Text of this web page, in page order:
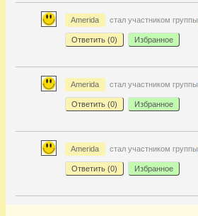
Amerida стал участником группы
Ответить (0) Избранное
Amerida стал участником группы
Ответить (0) Избранное
Amerida стал участником группы
Ответить (0) Избранное